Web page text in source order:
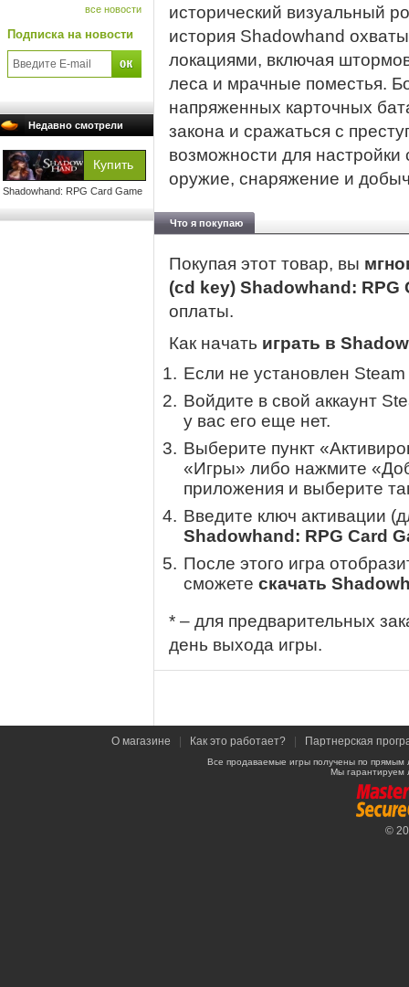
все новости
Подписка на новости
Недавно смотрели
Shadowhand: RPG Card Game
исторический визуальный
история Shadowhand
локациями, включая
леса и мрачные поместья.
напряженных карточных
закона и сражаться с
возможности для
оружие, снаряжение и
Что я покупаю
Покупая этот товар, вы
(cd key) Shadowhand: RPG
оплаты.
Как начать играть в
Если не установлен
Войдите в свой аккаунт
у вас его еще нет.
Выберите пункт
«Игры» либо нажмите
приложения и выберите
Введите ключ активации
Shadowhand: RPG Card
После этого игра
сможете скачать
* – для предварительных
день выхода игры.
О магазине Как это работает? Партнерская
Все продаваемые игры получены по
Мы гарантируем
©